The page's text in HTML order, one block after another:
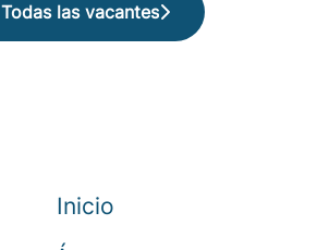
Todas las vacantes
Inicio